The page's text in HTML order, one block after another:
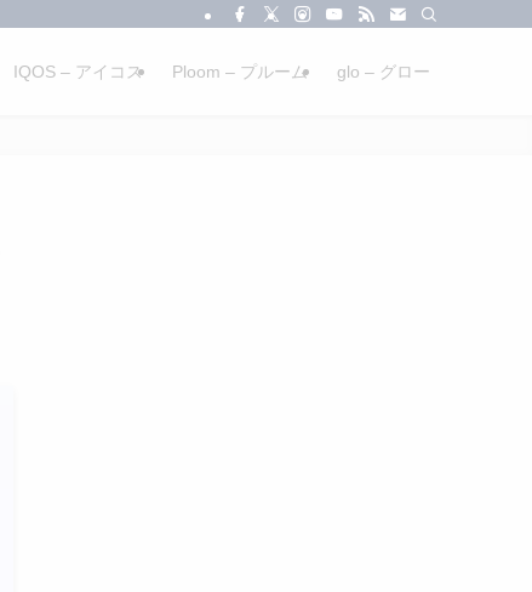
IQOS – アイコス Ploom – プルーム glo – グロー